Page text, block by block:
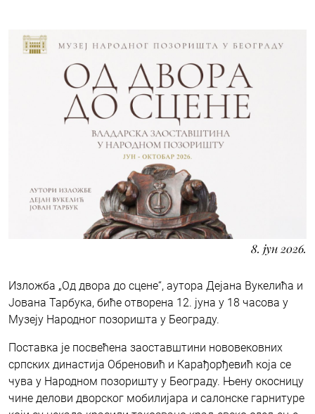
8. јун 2026.
Изложба „Од двора до сцене“, аутора Дејана Вукелића и
Јована Тарбука, биће отворена 12. јуна у 18 часова у
Музеју Народног позоришта у Београду.
Поставка је посвећена заоставштини нововековних
српских династија Обреновић и Карађорђевић која се
чува у Народном позоришту у Београду. Њену окосницу
чине делови дворског мобилијара и салонске гарнитуре